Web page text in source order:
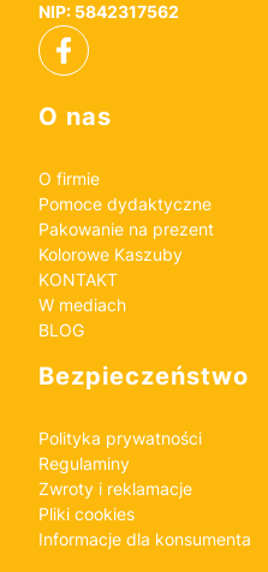
NIP: 5842317562
Linki w stopce
O nas
O firmie
Pomoce dydaktyczne
Pakowanie na prezent
Kolorowe Kaszuby
KONTAKT
W mediach
BLOG
Bezpieczeństwo
Polityka prywatności
Regulaminy
Zwroty i reklamacje
Pliki cookies
Informacje dla konsumenta